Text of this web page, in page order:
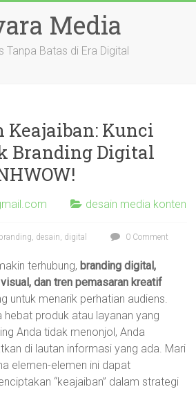
Media
Tanpa Batas di Era Digital
Keajaiban: Kunci
Branding Digital
desain media konten
branding, desain, digital 0 Comment
terhubung, branding digital,
dan tren pemasaran kreatif
untuk menarik perhatian audiens.
hebat produk atau layanan yang
Anda tidak menonjol, Anda
di lautan informasi yang ada. Mari
elemen-elemen ini dapat
“keajaiban” dalam strategi